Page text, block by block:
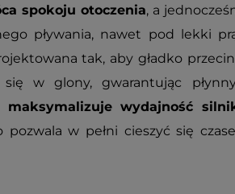
spokoju otoczenia, a
pływania, nawet pod lekki
tak, aby gładko
w glony, gwarantując
maksymalizuje wydajność
w pełni cieszyć się